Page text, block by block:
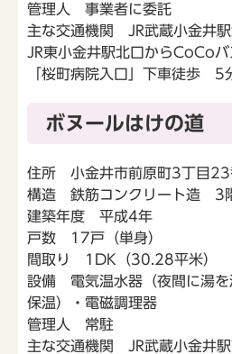
管理人 事業者に委託
主な交通機関 JR武蔵小金井
JR東小金井駅北口からCoCoバ
「桜町病院入口」下車徒歩 5
ボヌールはけの道
住所 小金井市前原町3丁目
構造 鉄筋コンクリート造 3
建築年度 平成4年
戸数 17戸（単身）
間取り 1DK（30.28平米）
設備 電気温水器（夜間に湯を
保温）・電磁調理器
管理人 常駐
主な交通機関 JR武蔵小金井